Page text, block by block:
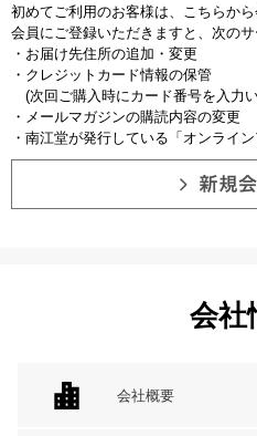
初めてご利用のお客様は、こちらから
会員にご登録いただきますと、次の
・お届け先住所の追加・変更
・クレジットカード情報の保管
(次回ご購入時にカード番号を入力
・メールマガジンの購読内容の変更
・南江堂が発行している「オンライ
会社
会社概要